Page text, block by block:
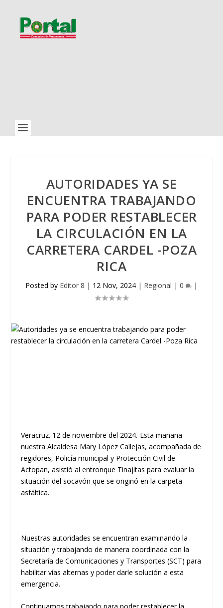
AUTORIDADES YA SE
ENCUENTRA TRABAJANDO
PARA PODER RESTABLECER
LA CIRCULACIÓN EN LA
CARRETERA CARDEL -POZA
RICA
Posted by Editor 8 | 12 Nov, 2024 | Regional | 0 |
Veracruz. 12 de noviembre del 2024.-Esta mañana
nuestra Alcaldesa Mary López Callejas, acompañada de
regidores, Policía municipal y Protección Civil de
Actopan, asistió al entronque Tinajitas para evaluar la
situación del socavón que se originó en la carpeta
asfáltica.
Nuestras autoridades se encuentran examinando la
situación y trabajando de manera coordinada con la
Secretaría de Comunicaciones y Transportes (SCT) para
habilitar vías alternas y poder darle solución a esta
emergencia.